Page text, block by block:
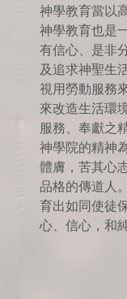
神學教育當以
神學教育也是
有信心、是非
及追求神聖生
視用勞動服務
來改造生活環
服務、奉獻之
神學院的精神
體膚，苦其心
品格的傳道人
育出如同使徒
心、信心，和